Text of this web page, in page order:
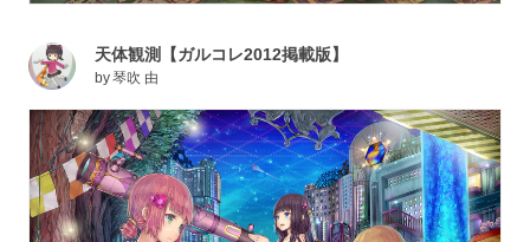
天体観測【ガルコレ2012掲載版】
by琴吹 由